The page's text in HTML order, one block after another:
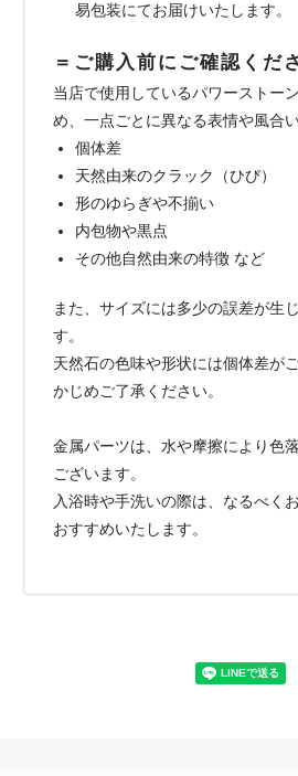
易包装にてお届けいたします。
＝ご購入前にご確認くだ
当店で使用しているパワーストー
め、一点ごとに異なる表情や風合
個体差
天然由来のクラック（ひび）
形のゆらぎや不揃い
内包物や黒点
その他自然由来の特徴 など
また、サイズには多少の誤差が生
す。
天然石の色味や形状には個体差が
かじめご了承ください。
金属パーツは、水や摩擦により色
ございます。
入浴時や手洗いの際は、なるべく
おすすめいたします。